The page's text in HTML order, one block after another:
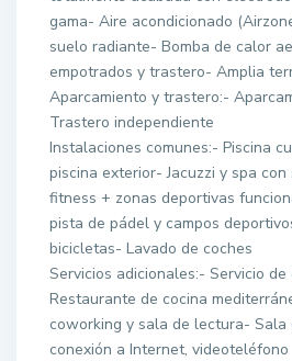
gama- Aire acondicionado
suelo radiante- Bomba de calor
empotrados y trastero- Amplia
Aparcamiento y trastero:-
Trastero independiente
Instalaciones comunes:- Piscina
piscina exterior- Jacuzzi y spa
fitness + zonas deportivas
pista de pádel y campos
bicicletas- Lavado de coches
Servicios adicionales:- Servicio
Restaurante de cocina
coworking y sala de lectura-
conexión a Internet, videoteléfono